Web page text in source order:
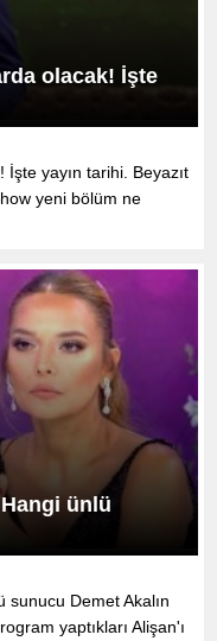
olacak! İşte
yayın tarihi. Beyazıt
yeni bölüm ne
ünlü
sunucu Demet Akalın
yaptıkları Alişan'ı